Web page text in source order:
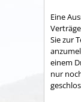
Eine
Sie zur
einem
nur